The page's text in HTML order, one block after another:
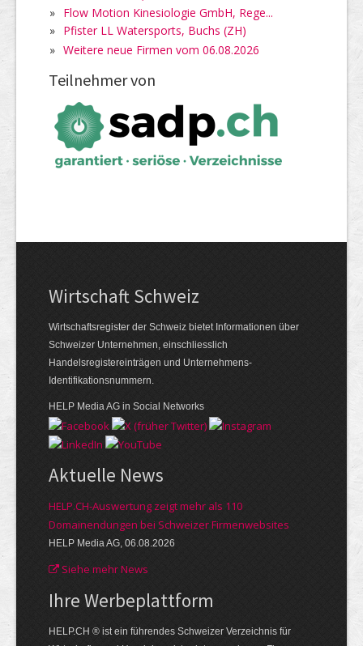
» Flow Motion Kinesiologie GmbH, Rege...
» Pfister LL Watersports, Buchs (ZH)
» Weitere neue Firmen vom 06.08.2026
Teilnehmer von
Wirtschaft Schweiz
Wirtschaftsregister der Schweiz bietet Informationen über
Schweizer Unternehmen, einschliesslich
Handelsregistereinträgen und Unternehmens-
Identifikationsnummern.
HELP Media AG in Social Networks
Aktuelle News
HELP.CH-Auswertung zeigt mehr als 110
Domainendungen bei Schweizer Firmenwebsites
HELP Media AG, 06.08.2026
Siehe mehr News
Ihre Werbe­plattform
HELP.CH ® ist ein führendes Schweizer Verzeichnis für